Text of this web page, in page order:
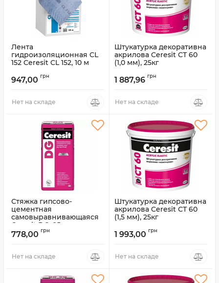
Лента
гидроизоляционная CL
152 Ceresit CL 152, 10 м
947,00 грн
Нет на складе
Штукатурка декоративна
акрилова Ceresit СТ 60
(1,0 мм), 25кг
1 887,96 грн
Нет на складе
Стяжка гипсово-
цементная
самовыравнивающаяся
Ceresit DG, 25кг
Артикул: 7507648
778,00 грн
Нет на складе
Штукатурка декоративна
акрилова Ceresit СТ 60
(1,5 мм), 25кг
1 993,00 грн
Нет на складе